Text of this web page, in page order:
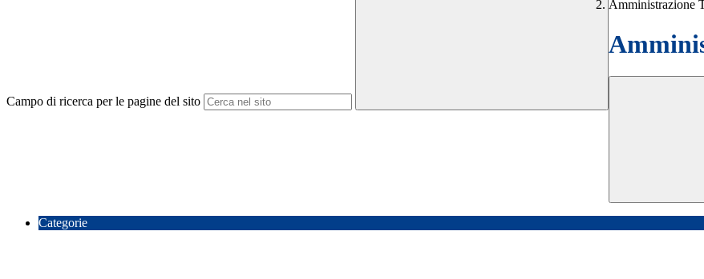
Campo di ricerca per le pagine del sito
Amministrazione
Categorie